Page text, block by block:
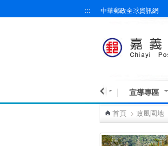
::: 中華郵政全球資訊網
營業資訊 宣導專區
首頁 > 政風園地